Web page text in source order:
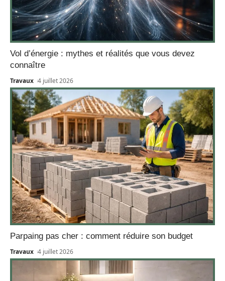
Vol d’énergie : mythes et réalités que vous devez
connaître
Travaux 4 juillet 2026
Parpaing pas cher : comment réduire son budget
Travaux 4 juillet 2026